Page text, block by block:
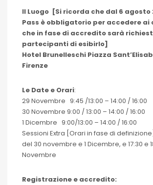
Il Luogo [Si ricorda che dal 6 agosto
Pass è obbligatorio per accedere ai
che in fase di accredito sarà
partecipanti di esibirlo]
Hotel Brunelleschi Piazza
Firenze
Le Date e Orari:
29 Novembre 9:45 /13:00 – 14:00 / 16:00
30 Novembre 9:00 / 13:00 – 14:00 / 16:00
1 Dicembre 9:00/13:00 – 14:00 / 16:00
Sessioni Extra [Orari in fase di
del 30 novembre e 1 Dicembre, e 17:30 e
Novembre
Registrazione e accredito: